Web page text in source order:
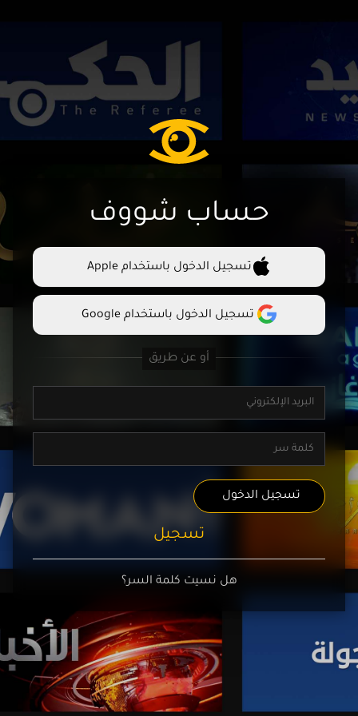
حساب شووف
تسجيل الدخول باستخدام Apple
تسجيل الدخول باستخدام Google
تسجيل الدخول
تسجيل
هل نسيت كلمة السر؟